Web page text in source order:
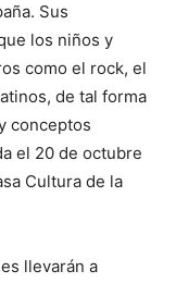
Sus
los niños y
como el rock, el
de tal forma
conceptos
el 20 de octubre
Cultura de la
llevarán a